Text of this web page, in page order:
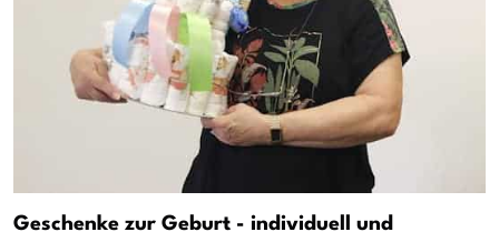
Geschenke zur Geburt - individuell und